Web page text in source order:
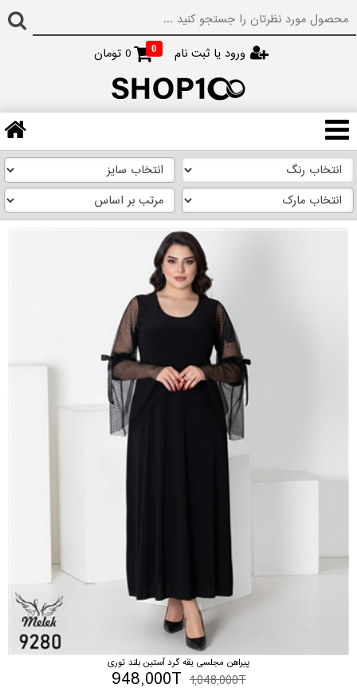
ورود یا ثبت نام 0
0 تومان
پیراهن مجلسی یقه گرد آستین بلند توری
1,048,000T
948,000T